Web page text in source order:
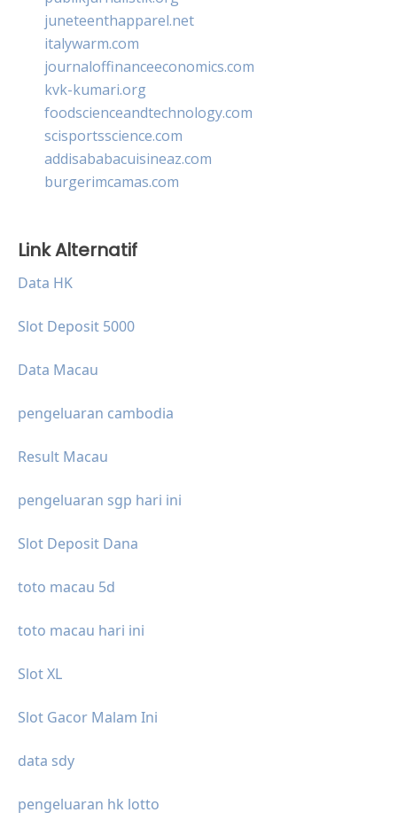
juneteenthapparel.net
italywarm.com
journaloffinanceeconomics.com
kvk-kumari.org
foodscienceandtechnology.com
scisportsscience.com
addisababacuisineaz.com
burgerimcamas.com
Link Alternatif
Data HK
Slot Deposit 5000
Data Macau
pengeluaran cambodia
Result Macau
pengeluaran sgp hari ini
Slot Deposit Dana
toto macau 5d
toto macau hari ini
Slot XL
Slot Gacor Malam Ini
data sdy
pengeluaran hk lotto